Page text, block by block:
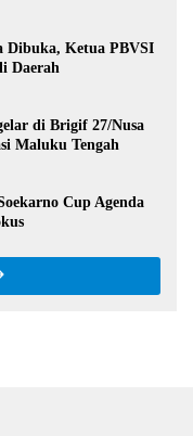
Dibuka, Ketua PBVSI
Daerah
di Brigif 27/Nusa
Maluku Tengah
Cup Agenda